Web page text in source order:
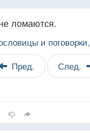
ломаются.
и поговорки,
Пред. След.